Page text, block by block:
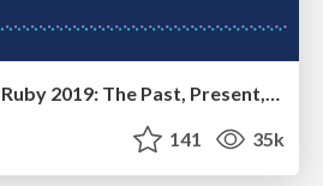
141 35k